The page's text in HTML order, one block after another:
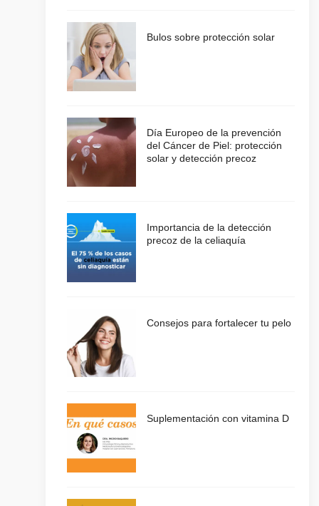
Bulos sobre protección solar
Día Europeo de la prevención
del Cáncer de Piel: protección
solar y detección precoz
Importancia de la detección
precoz de la celiaquía
Consejos para fortalecer tu pelo
Suplementación con vitamina D